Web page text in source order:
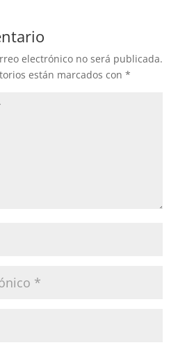
electrónico no será publicada.
están marcados con *